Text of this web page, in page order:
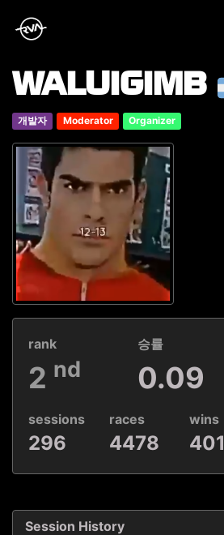
WALUIGIMB
개발자 Moderator Organizer
rank
2 nd
승률
0.09
sessions
296
races
4478
wins
401
Session History